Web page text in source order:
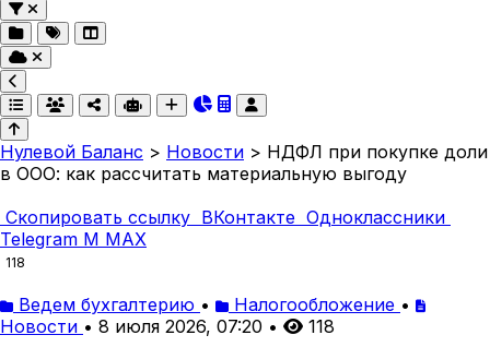
Нулевой Баланс > Новости > НДФЛ при покупке доли
в ООО: как рассчитать материальную выгоду
Скопировать ссылку ВКонтакте Одноклассники
Telegram M MAX
118
Ведем бухгалтерию • Налогообложение •
Новости • 8 июля 2026, 07:20 • 118